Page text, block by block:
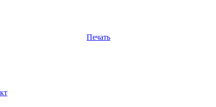
Печать